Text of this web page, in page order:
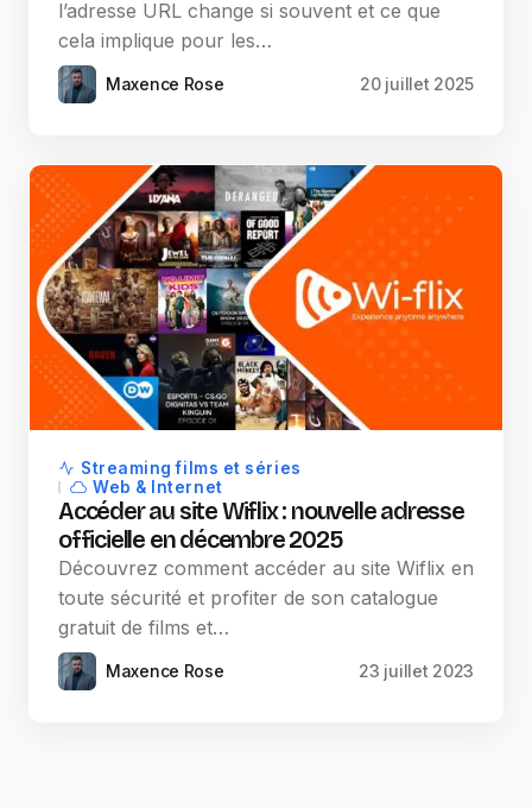
l’adresse URL change si souvent et ce que
cela implique pour les…
Maxence Rose 20 juillet 2025
Streaming films et séries
Web & Internet
Accéder au site Wiflix : nouvelle adresse
officielle en décembre 2025
Découvrez comment accéder au site Wiflix en
toute sécurité et profiter de son catalogue
gratuit de films et…
Maxence Rose 23 juillet 2023